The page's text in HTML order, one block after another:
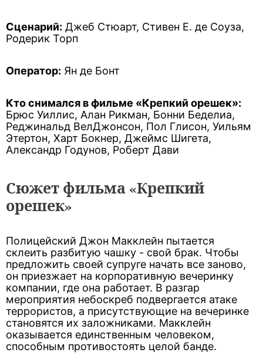
Сценарий: Джеб Стюарт, Стивен Е. де Соуза,
Родерик Торп
Оператор: Ян де Бонт
Кто снимался в фильме «Крепкий орешек»:
Брюс Уиллис, Алан Рикман, Бонни Беделиа,
Реджинальд ВелДжонсон, Пол Глисон, Уильям
Этертон, Харт Бокнер, Джеймс Шигета,
Александр Годунов, Роберт Дави
Сюжет фильма «Крепкий
орешек»
Полицейский Джон Макклейн пытается
склеить разбитую чашку - свой брак. Чтобы
предложить своей супруге начать все заново,
он приезжает на корпоративную вечеринку
компании, где она работает. В разгар
мероприятия небоскреб подвергается атаке
террористов, а присутствующие на вечеринке
становятся их заложниками. Макклейн
оказывается единственным человеком,
способным противостоять целой банде.